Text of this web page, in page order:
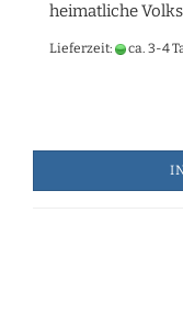
heimatliche
Lieferzeit: ca. 3-4